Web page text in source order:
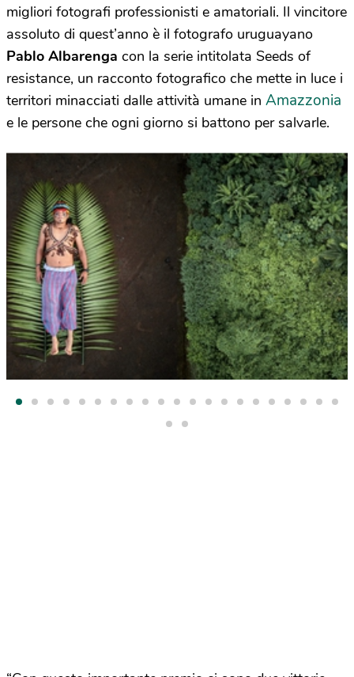
migliori fotografi professionisti e amatoriali. Il vincitore
assoluto di quest’anno è il fotografo uruguayano
Pablo Albarenga con la serie intitolata Seeds of
resistance, un racconto fotografico che mette in luce i
territori minacciati dalle attività umane in Amazzonia
e le persone che ogni giorno si battono per salvarle.